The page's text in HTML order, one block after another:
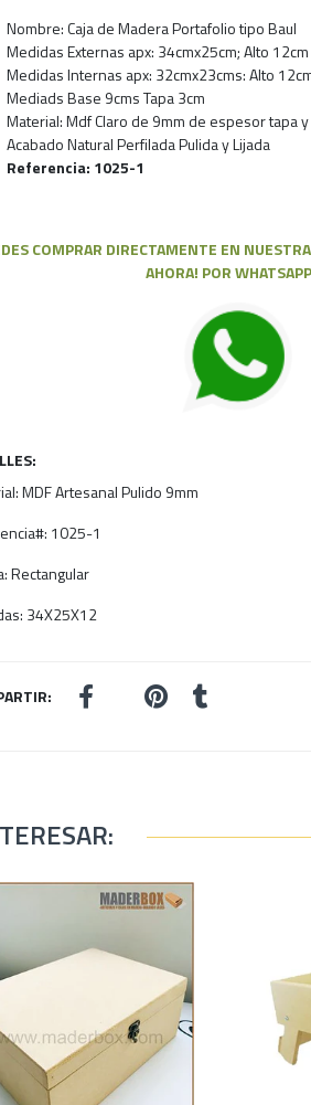
Nombre: Caja de Madera Portafolio tipo Baul
Medidas Externas apx: 34cmx25cm; Alto 12cm
Medidas Internas apx: 32cmx23cms: Alto
Mediads Base 9cms Tapa 3cm
Material: Mdf Claro de 9mm de espesor tapa
Acabado Natural Perfilada Pulida y Lijada
Referencia: 1025-1
COMPRAR DIRECTAMENTE EN
AHORA! POR
MDF Artesanal Pulido 9mm
1025-1
Rectangular
34X25X12